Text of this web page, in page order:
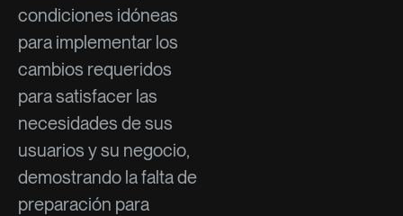
condiciones idóneas
para implementar los
cambios requeridos
para satisfacer las
necesidades de sus
usuarios y su negocio,
demostrando la falta de
preparación para